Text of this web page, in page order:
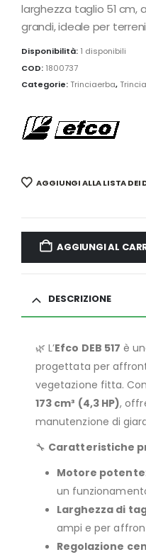
larghezza taglio 51 cm,
grandi, ideale per
Disponibilità: 1 disponibili
COD: 1800737
Categorie:Trinciaerba,
AGGIUNGI ALLA LISTA DEI
AGGIUNGI AL
DESCRIZIONE
🌿 L’Efco DEB 517 è
progettata per
vegetazione fitta.
173 cm³ (4,3 HP),
manutenzione di
🔧 Caratteristiche
Motore potente
un
Larghezza di
ampi e per
Regolazione